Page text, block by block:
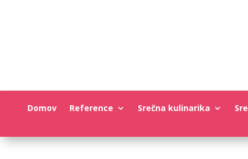
Domov Reference Srečna kulinarika